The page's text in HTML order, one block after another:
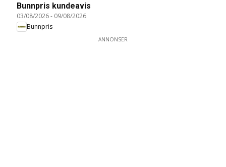
Bunnpris kundeavis
03/08/2026- 09/08/2026
Bunnpris
ANNONSER